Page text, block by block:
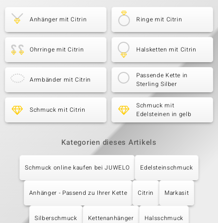
Anhänger mit Citrin Ringe mit Citrin
Ohrringe mit Citrin Halsketten mit Citrin
Armbänder mit Citrin
Passende Kette in
Sterling Silber
Schmuck mit Citrin
Schmuck mit
Edelsteinen in gelb
Kategorien dieses Artikels
Schmuck online kaufen bei JUWELO Edelsteinschmuck
Anhänger - Passend zu Ihrer Kette Citrin Markasit
Silberschmuck Kettenanhänger Halsschmuck